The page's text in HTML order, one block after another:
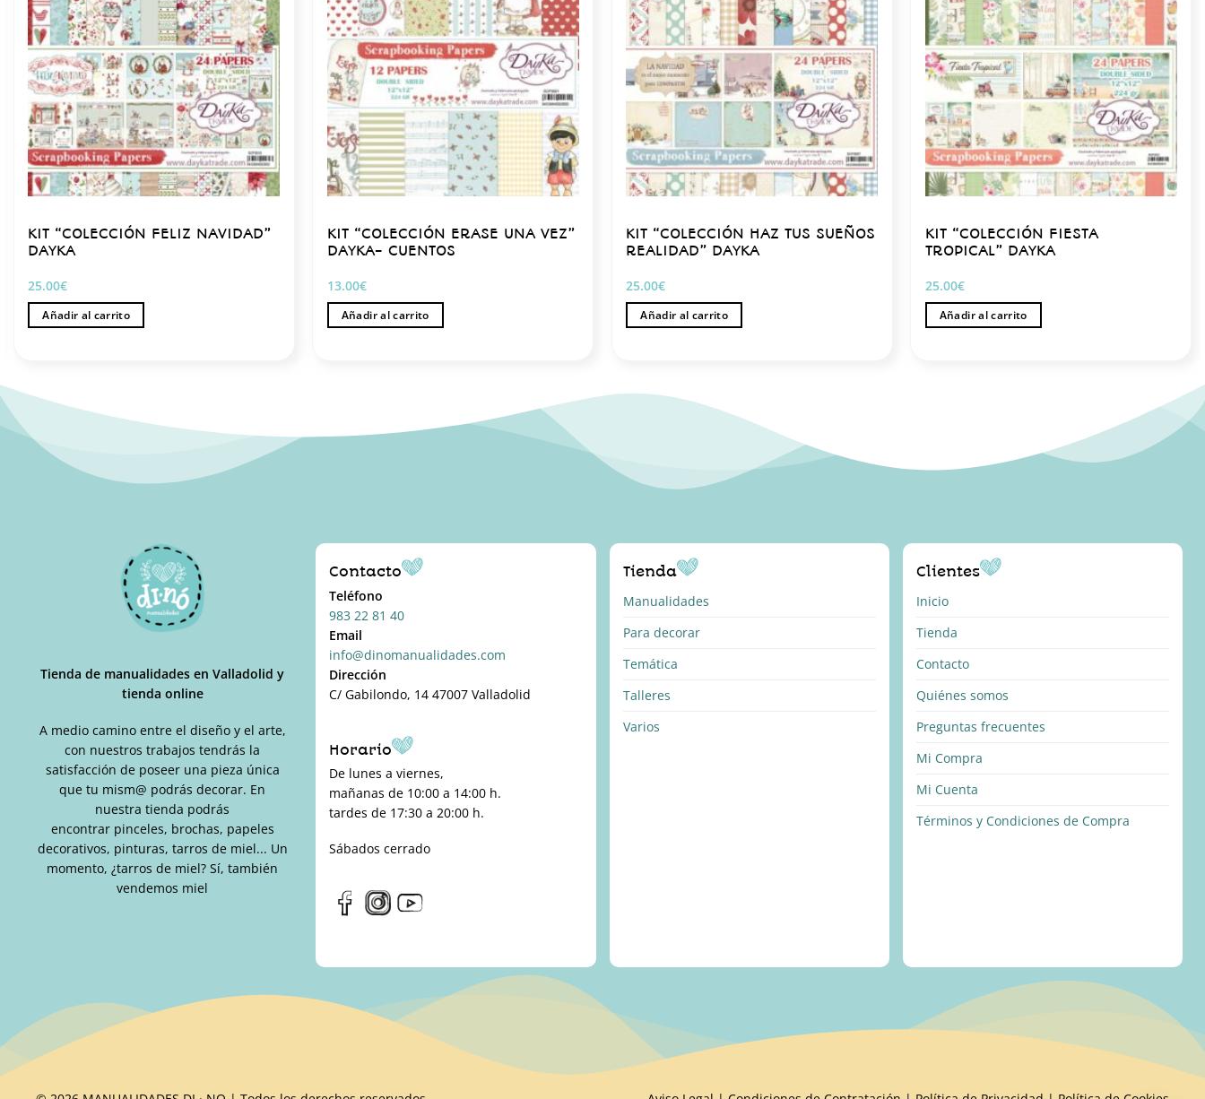
KIT “COLECCIÓN FELIZ NAVIDAD”
DAYKA
25.00€
Añadir al carrito
KIT “COLECCIÓN ERASE UNA VEZ”
DAYKA- CUENTOS
13.00€
Añadir al carrito
KIT “COLECCIÓN HAZ TUS SUEÑOS
REALIDAD” DAYKA
25.00€
Añadir al carrito
KIT “COLECCIÓN FIESTA
TROPICAL” DAYKA
25.00€
Añadir al carrito
Tienda de manualidades en Valladolid y
tienda online
A medio camino entre el diseño y el arte,
con nuestros trabajos tendrás la
satisfacción de poseer una pieza única
que tu mism@ podrás decorar. En
nuestra tienda podrás
encontrar pinceles, brochas, papeles
decorativos, pinturas, tarros de miel... Un
momento, ¿tarros de miel? Sí, también
vendemos miel
Contacto
Teléfono
983 22 81 40
Email
info@dinomanualidades.com
Dirección
C/ Gabilondo, 14 47007 Valladolid
Horario
De lunes a viernes,
mañanas de 10:00 a 14:00 h.
tardes de 17:30 a 20:00 h.
Sábados cerrado
Tienda
Manualidades
Para decorar
Temática
Talleres
Varios
Clientes
Inicio
Tienda
Contacto
Quiénes somos
Preguntas frecuentes
Mi Compra
Mi Cuenta
Términos y Condiciones de Compra